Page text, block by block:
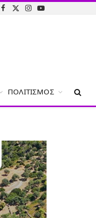
Facebook
X
Instagram
YouTube
ΠΟΛΙΤΙΣΜΌΣ